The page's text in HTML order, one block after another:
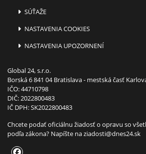
SÚŤAŽE
NASTAVENIA COOKIES
NASTAVENIA UPOZORNENÍ
Global 24, s.r.o.
Borská 6 841 04 Bratislava - mestská časť
IČO: 44710798
DIČ: 2022800483
IČ DPH: SK2022800483
Chcete podať oficiálnu žiadosť o opravu so
podľa zákona? Napíšte naziadosti@dnes24.sk